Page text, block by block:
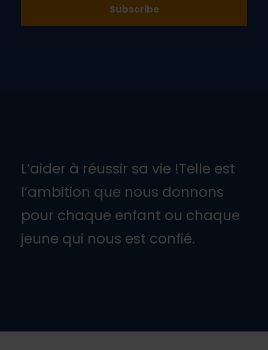
L’aider à réussir sa vie !Telle est
l’ambition que nous donnons
pour chaque enfant ou chaque
jeune qui nous est confié.